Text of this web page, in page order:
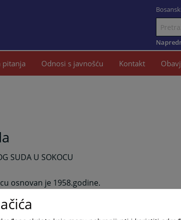
Bosanski
pitanja Odnosi s javnošću Kontakt
SUDA U SOKOCU
osnovan je 1958.godine.
došlo je do reforme pravosuđa u Bosni i
suda u Srpskom Sarajevu Osnovnom
sadašnju mjesnu i stvarnu nadležnost .